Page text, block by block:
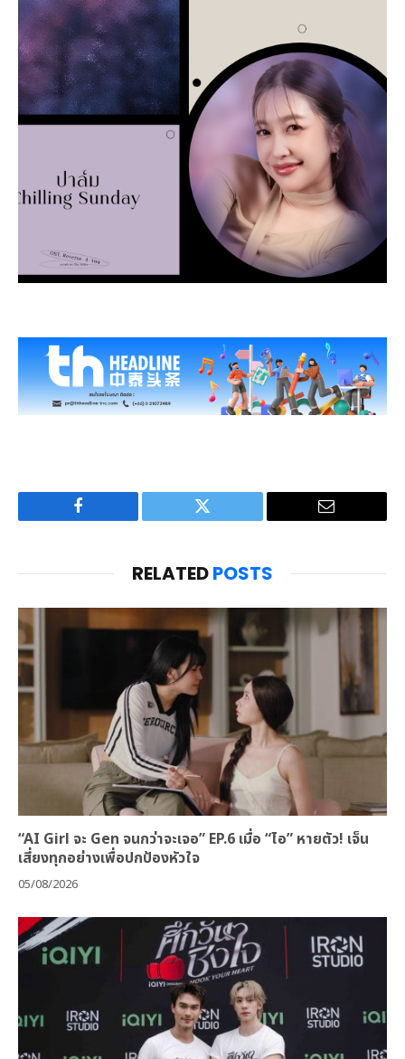
Facebook Twitter Email
RELATEDPOSTS
“AI Girl จะ Gen จนกว่าจะเจอ” EP.6 เมื่อ “ไอ” หายตัว! เจ็น
เสี่ยงทุกอย่างเพื่อปกป้องหัวใจ
05/08/2026